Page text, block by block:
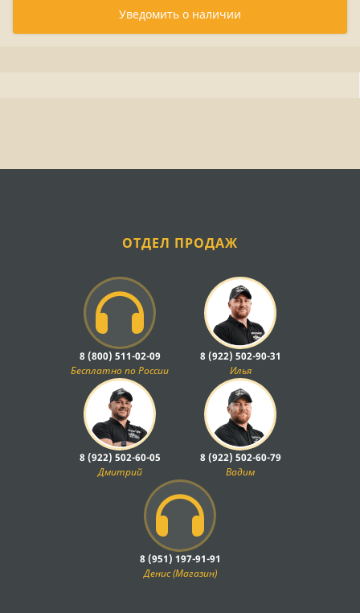
Уведомить о наличии
ОТДЕЛ ПРОДАЖ
8 (800) 511-02-09
Бесплатно по России
8 (922) 502-90-31
Илья
8 (922) 502-60-05
Дмитрий
8 (922) 502-60-79
Вадим
8 (951) 197-91-91
Денис (Магазин)